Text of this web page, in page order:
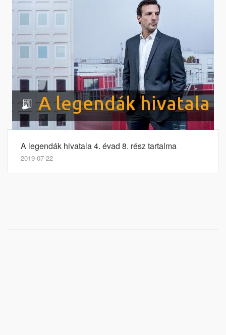
A legendák hivatala 4. évad 8. rész tartalma
2019-07-22